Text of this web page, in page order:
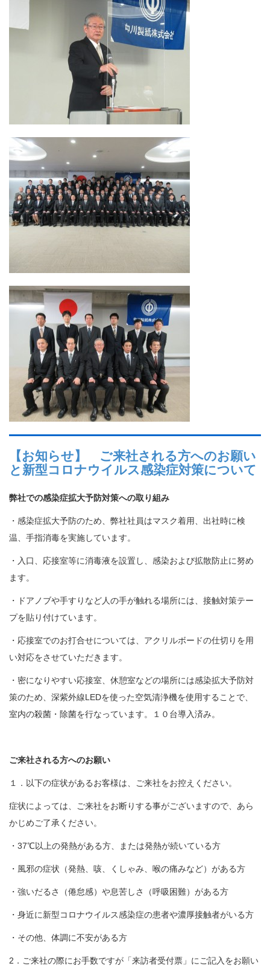
【お知らせ】 ご来社される方へのお願い
と新型コロナウイルス感染症対策について
弊社での感染症拡大予防対策への取り組み
・感染症拡大予防のため、弊社社員はマスク着用、出社時に検
温、手指消毒を実施しています。
・入口、応接室等に消毒液を設置し、感染および拡散防止に努め
ます。
・ドアノブや手すりなど人の手が触れる場所には、接触対策テー
プを貼り付けています。
・応接室でのお打合せについては、アクリルボードの仕切りを用
い対応をさせていただきます。
・密になりやすい応接室、休憩室などの場所には感染拡大予防対
策のため、深紫外線LEDを使った空気清浄機を使用することで、
室内の殺菌・除菌を行なっています。１０台導入済み。
ご来社される方へのお願い
１．以下の症状があるお客様は、ご来社をお控えください。
症状によっては、ご来社をお断りする事がございますので、あら
かじめご了承ください。
・37℃以上の発熱がある方、または発熱が続いている方
・風邪の症状（発熱、咳、くしゃみ、喉の痛みなど）がある方
・強いだるさ（倦怠感）や息苦しさ（呼吸困難）がある方
・身近に新型コロナウイルス感染症の患者や濃厚接触者がいる方
・その他、体調に不安がある方
2．ご来社の際にお手数ですが「来訪者受付票」にご記入をお願い